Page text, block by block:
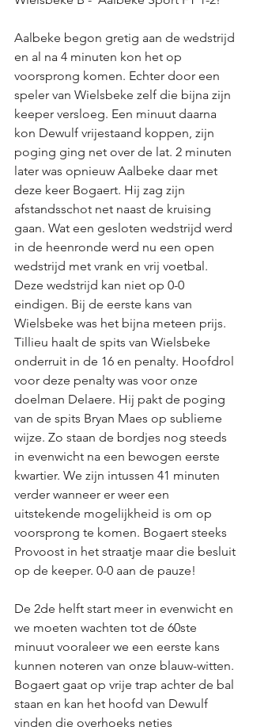
Aalbeke begon gretig aan de wedstrijd
en al na 4 minuten kon het op
voorsprong komen. Echter door een
speler van Wielsbeke zelf die bijna zijn
keeper versloeg. Een minuut daarna
kon Dewulf vrijestaand koppen, zijn
poging ging net over de lat. 2 minuten
later was opnieuw Aalbeke daar met
deze keer Bogaert. Hij zag zijn
afstandsschot net naast de kruising
gaan. Wat een gesloten wedstrijd werd
in de heenronde werd nu een open
wedstrijd met vrank en vrij voetbal.
Deze wedstrijd kan niet op 0-0
eindigen. Bij de eerste kans van
Wielsbeke was het bijna meteen prijs.
Tillieu haalt de spits van Wielsbeke
onderruit in de 16 en penalty. Hoofdrol
voor deze penalty was voor onze
doelman Delaere. Hij pakt de poging
van de spits Bryan Maes op sublieme
wijze. Zo staan de bordjes nog steeds
in evenwicht na een bewogen eerste
kwartier. We zijn intussen 41 minuten
verder wanneer er weer een
uitstekende mogelijkheid is om op
voorsprong te komen. Bogaert steeks
Provoost in het straatje maar die besluit
op de keeper. 0-0 aan de pauze!
De 2de helft start meer in evenwicht en
we moeten wachten tot de 60ste
minuut vooraleer we een eerste kans
kunnen noteren van onze blauw-witten.
Bogaert gaat op vrije trap achter de bal
staan en kan het hoofd van Dewulf
vinden die overhoeks netjes